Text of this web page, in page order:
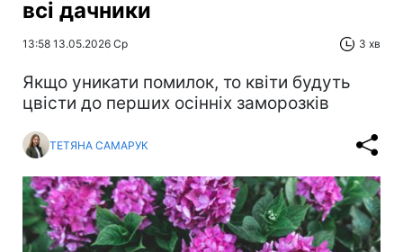
всі дачники
13:58 13.05.2026 Ср 3 хв
Якщо уникати помилок, то квіти будуть
цвісти до перших осінніх заморозків
ТЕТЯНА САМАРУК